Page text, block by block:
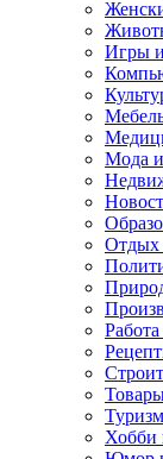
Игры и
Мода и
Отдых
Хобби